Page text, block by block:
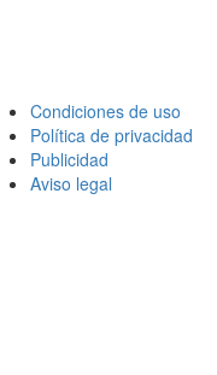
Condiciones de uso
Política de privacidad
Publicidad
Aviso legal